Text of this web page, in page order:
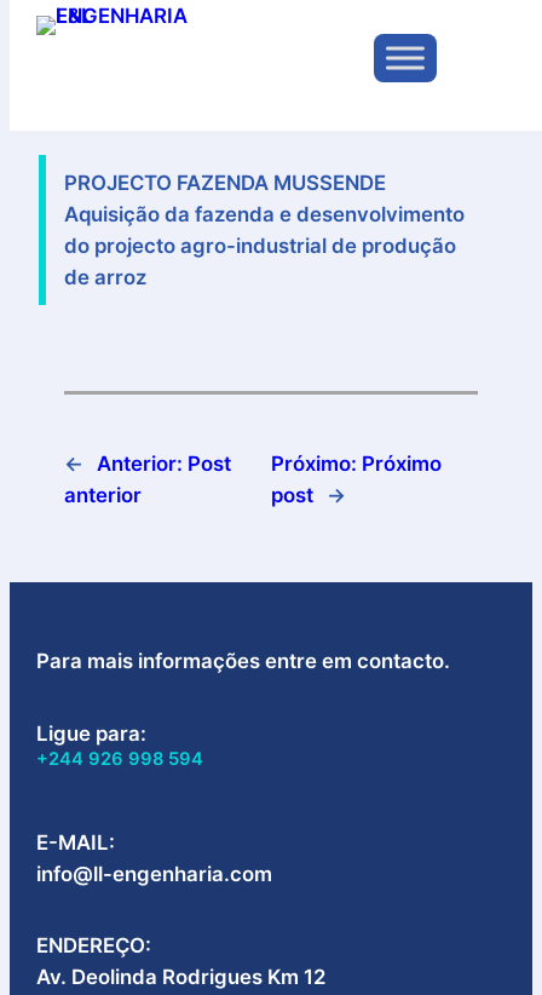
Pular
PROJECTO FAZENDA MUSSENDE
Aquisição da fazenda e desenvolvimento
do projecto agro-industrial de produção
de arroz
← Anterior: Post
anterior
Próximo: Próximo
post
→
Para mais informações entre em contacto.
Ligue para:
+244 926 998 594
E-MAIL:
info@ll-engenharia.com
ENDEREÇO:
Av. Deolinda Rodrigues Km 12